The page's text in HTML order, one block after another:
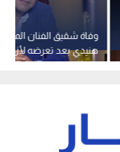
وفاة شقيق الفنان
هنيدي بعد تعرضه لأزمة